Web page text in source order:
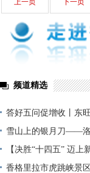
上一页 下一页
频道精选
答好五问促增收丨东
铺就“甜蜜”增收路
雪山上的银月刀——
【决胜“十四五” 迈
显——培根铸魂育桃李
香格里拉市虎跳峡景